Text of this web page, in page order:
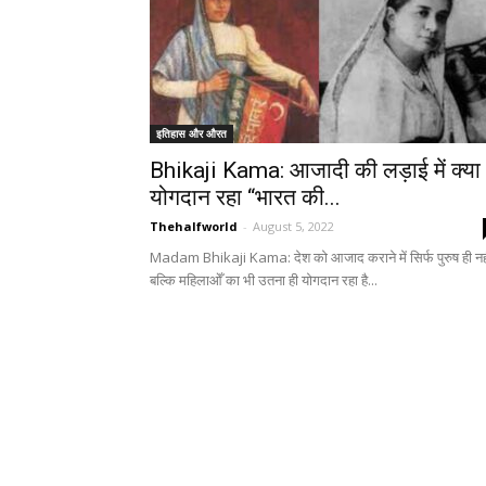
इतिहास और औरत
Bhikaji Kama: आजादी की लड़ाई में क्या
योगदान रहा “भारत की...
Thehalfworld - August 5, 2022
Madam Bhikaji Kama: देश को आजाद कराने में सिर्फ पुरुष ही
बल्कि महिलाओँ का भी उतना ही योगदान रहा है...